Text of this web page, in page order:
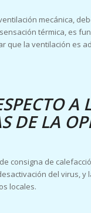
mecánica,
térmica, es
la ventilación es
A
DE LA
consigna de
del virus,
locales.